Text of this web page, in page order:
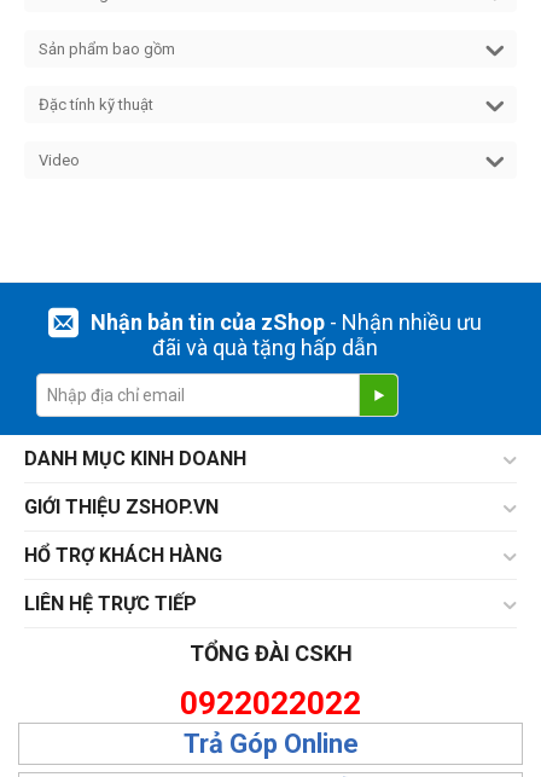
Sản phẩm bao gồm
Đặc tính kỹ thuật
Video
Nhận bản tin của zShop- Nhận nhiều ưu
đãi và quà tặng hấp dẫn
DANH MỤC KINH DOANH
GIỚI THIỆU ZSHOP.VN
HỔ TRỢ KHÁCH HÀNG
LIÊN HỆ TRỰC TIẾP
TỔNG ĐÀI CSKH
0922022022
Trả Góp Online